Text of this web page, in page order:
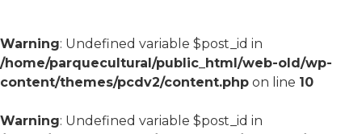
Warning: Undefined variable $post_id in
/home/parquecultural/public_html/web-old/wp-
content/themes/pcdv2/content.php on line 10
Warning: Undefined variable $post_id in